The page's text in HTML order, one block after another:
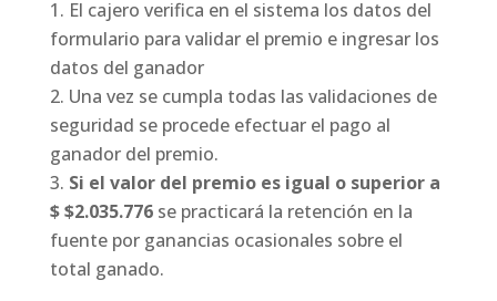
El cajero verifica en el sistema los datos del
formulario para validar el premio e ingresar los
datos del ganador
Una vez se cumpla todas las validaciones de
seguridad se procede efectuar el pago al
ganador del premio.
Si el valor del premio es igual o superior a
$$2.035.776se practicará la retención en la
fuente por ganancias ocasionales sobre el
total ganado.